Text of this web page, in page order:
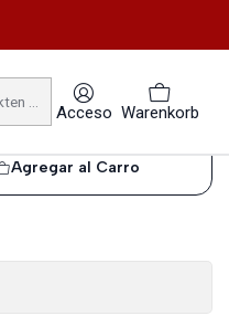
Acceso Warenkorb
Agregar al Carro